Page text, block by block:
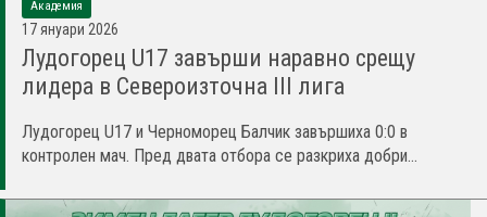
Академия
17 януари 2026
Лудогорец U17 завърши наравно срещу
лидера в Североизточна III лига
Лудогорец U17 и Черноморец Балчик завършиха 0:0 в
контролен мач. Пред двата отбора се разкриха добри...